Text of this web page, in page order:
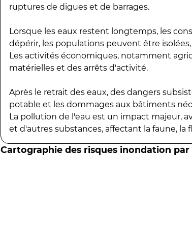
ruptures de digues et de barrages.
Lorsque les eaux restent longtemps, les
dépérir, les populations peuvent être
Les activités économiques, notamment
matérielles et des arrêts d'activité.
Après le retrait des eaux, des dangers
potable et les dommages aux bâtiments
La pollution de l'eau est un impact majeur,
et d'autres substances, affectant la faune, la
Cartographie des risques inondation